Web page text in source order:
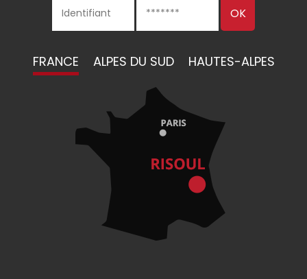
FRANCE ALPES DU SUD HAUTES-ALPES